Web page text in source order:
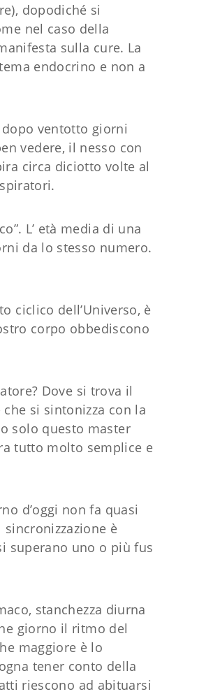
dopodiché si
nel caso della
sulla cure. La
endocrino e non a
ventotto giorni
vedere, il nesso con
circa diciotto volte al
L’ età media di una
da lo stesso numero.
ciclico dell’Universo, è
corpo obbediscono
Dove si trova il
si sintonizza con la
solo questo master
tutto molto semplice e
d’oggi non fa quasi
è
superano uno o più fus
stanchezza diurna
giorno il ritmo del
maggiore è lo
tener conto della
riescono ad abituarsi